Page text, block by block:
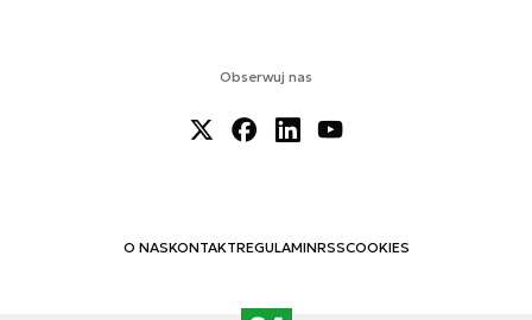
Obserwuj nas
O NASKONTAKTREGULAMINRSSCOOKIES